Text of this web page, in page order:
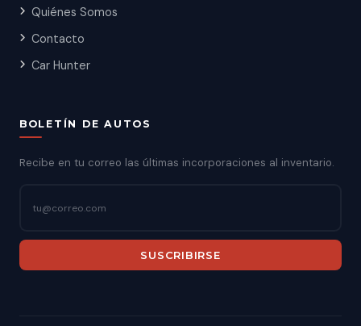
Quiénes Somos
Contacto
Car Hunter
BOLETÍN DE AUTOS
Recibe en tu correo las últimas incorporaciones al inventario.
SUSCRIBIRSE